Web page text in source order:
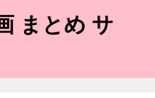
まとめ サ